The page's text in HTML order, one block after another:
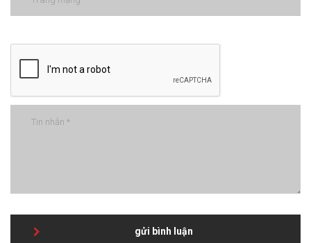
gửi bình luận